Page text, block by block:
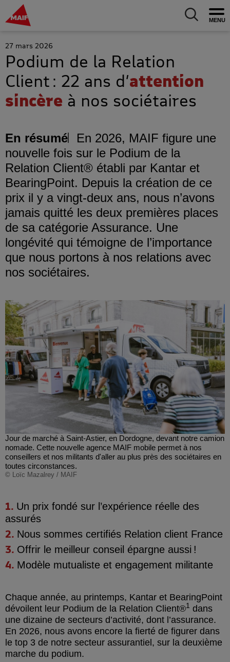
MAIF Entreprise - Allez à l'accueil Allez au
27 mars 2026
Podium de la Relation
Client : 22 ans d’attention
sincère à nos sociétaires
En résumé
En 2026, MAIF figure une
nouvelle fois sur le Podium de la
Relation Client® établi par Kantar et
BearingPoint. Depuis la création de ce
prix il y a vingt-deux ans, nous n’avons
jamais quitté les deux premières places
de sa catégorie Assurance. Une
longévité qui témoigne de l’importance
que nous portons à nos relations avec
nos sociétaires.
Jour de marché à Saint-Astier, en Dordogne, devant notre camion
nomade. Cette nouvelle agence MAIF mobile permet à nos
conseillers et nos militants d'aller au plus près des sociétaires en
toutes circonstances.
© Loïc Mazalrey / MAIF
Un prix fondé sur l’expérience réelle des
assurés
Nous sommes certifiés Relation client France
Offrir le meilleur conseil épargne aussi !
Modèle mutualiste et engagement militante
Chaque année, au printemps, Kantar et BearingPoint
dévoilent leur Podium de la Relation Client®1 dans
une dizaine de secteurs d’activité, dont l’assurance.
En 2026, nous avons encore la fierté de figurer dans
le top 3 de notre secteur assurantiel, sur la deuxième
marche du podium.